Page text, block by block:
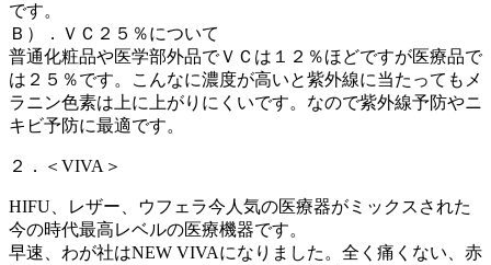
です。
Ｂ）．ＶＣ２５％について
普通化粧品や医学部外品でＶＣは１２％ほどですが医療品で
は２５％です。こんなに濃度が高いと紫外線に当たってもメ
ラニン色素は上に上がりにくいです。なので紫外線予防やニ
キビ予防に最適です。
２．＜VIVA＞
HIFU、レザー、ウフェラ今人気の医療器がミックスされた
今の時代最高レベルの医療機器です。
早速、わが社はNEW VIVAになりました。全く痛くない、赤